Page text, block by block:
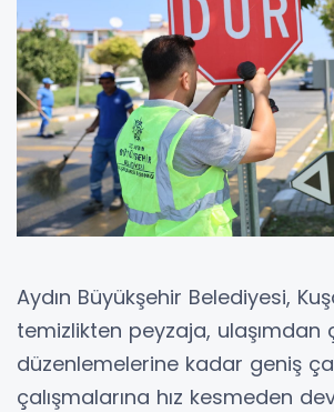
Aydın Büyükşehir Belediyesi,
temizlikten peyzaja, ulaşımdan
düzenlemelerine kadar geniş
çalışmalarına hız kesmeden